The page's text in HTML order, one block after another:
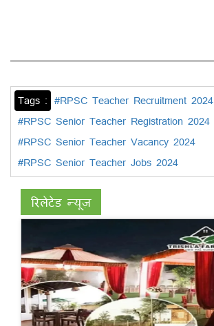
Tags : #RPSC Teacher Recruitment 2024
#RPSC Senior Teacher Registration 2024
#RPSC Senior Teacher Vacancy 2024
#RPSC Senior Teacher Jobs 2024
रिलेटेड न्यूज़